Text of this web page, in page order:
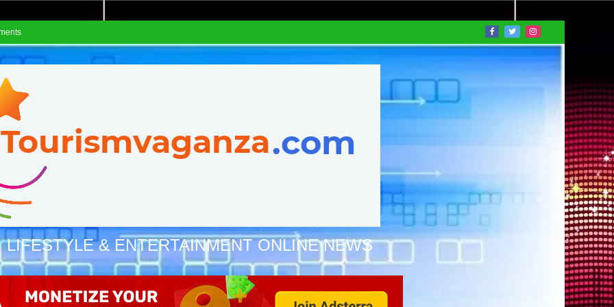
LIFESTYLE & ENTERTAINMENT ONLINE NEWS